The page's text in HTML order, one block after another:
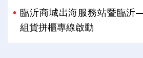
臨沂商城出海服務站暨臨沂
組貨拼櫃專線啟動